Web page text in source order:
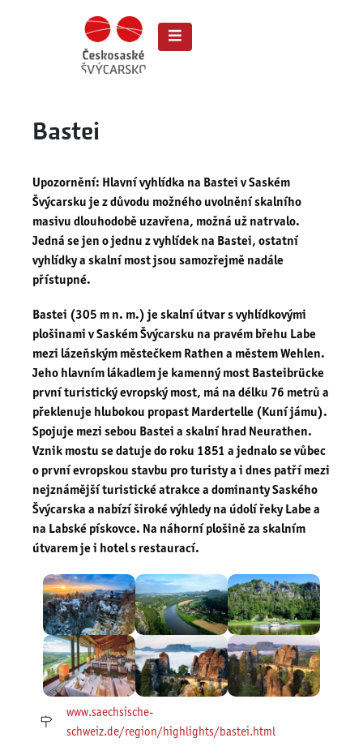
Bastei
Upozornění: Hlavní vyhlídka na Bastei v Saském
Švýcarsku je z důvodu možného uvolnění skalního
masivu dlouhodobě uzavřena, možná už natrvalo.
Jedná se jen o jednu z vyhlídek na Bastei, ostatní
vyhlídky a skalní most jsou samozřejmě nadále
přístupné.
Bastei (305 m n. m.) je skalní útvar s vyhlídkovými
plošinami v Saském Švýcarsku na pravém břehu Labe
mezi lázeňským městečkem Rathen a městem Wehlen.
Jeho hlavním lákadlem je kamenný most Basteibrücke
první turistický evropský most, má na délku 76 metrů a
překlenuje hlubokou propast Mardertelle (Kuní jámu).
Spojuje mezi sebou Bastei a skalní hrad Neurathen.
Vznik mostu se datuje do roku 1851 a jednalo se vůbec
o první evropskou stavbu pro turisty a i dnes patří mezi
nejznámější turistické atrakce a dominanty Saského
Švýcarska a nabízí široké výhledy na údolí řeky Labe a
na Labské pískovce. Na náhorní plošině za skalním
útvarem je i hotel s restaurací.
www.saechsische-
schweiz.de/region/highlights/bastei.html